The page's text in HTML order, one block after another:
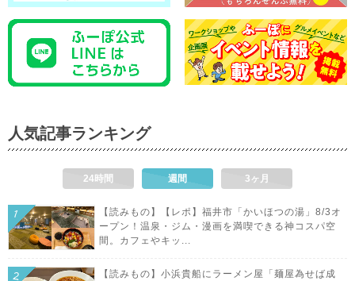
人気記事ランキング
24時間 週間 3ヶ月
【読みもの】【レポ】福井市「かいほつの湯」8/3オ
ープン！温泉・ジム・漫画を満喫できる神コスパ空
間。カフェやキッ...
【読みもの】小浜貴船にラーメン屋「麺屋為せば成